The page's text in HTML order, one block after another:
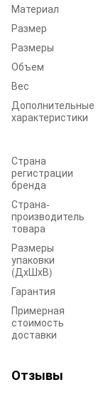
Материал
Размер
Размеры
Объем
Вес
Дополнительные
характеристики
Страна
регистрации
бренда
Страна-
производитель
товара
Размеры
упаковки
(ДхШхВ)
Гарантия
Примерная
стоимость
доставки
Отзывы